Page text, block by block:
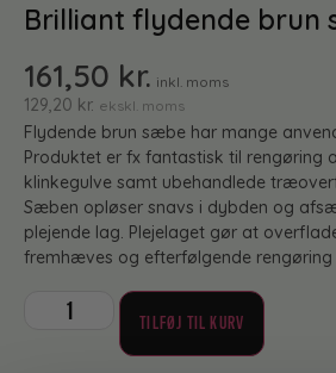
Brilliant flydende brun
161,50 kr. inkl. moms
129,20 kr. ekskl. moms
Flydende brun sæbe har mange
Produktet er fx fantastisk til rengøring
klinkegulve samt ubehandlede
Sæben opløser snavs i dybden og
plejende lag. Plejelaget gør at
fremhæves og efterfølgende rengøring
TILFØJ TIL KURV